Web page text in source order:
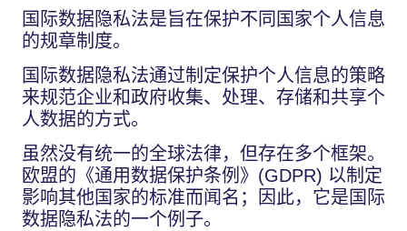
国际数据隐私法是旨在保护不同国家个人信息
的规章制度。
国际数据隐私法通过制定保护个人信息的策略
来规范企业和政府收集、处理、存储和共享个
人数据的方式。
虽然没有统一的全球法律，但存在多个框架。
欧盟的《通用数据保护条例》(GDPR) 以制定
影响其他国家的标准而闻名；因此，它是国际
数据隐私法的一个例子。